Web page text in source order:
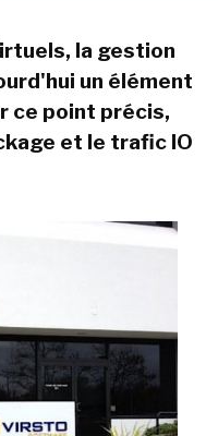
la gestion
un élément
ce point précis,
et le trafic IO